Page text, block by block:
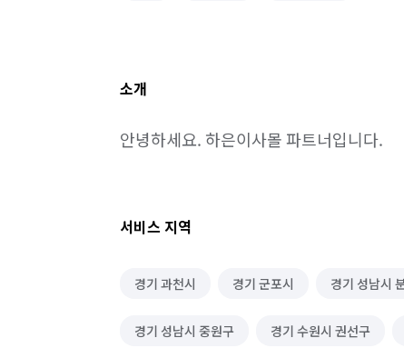
소개
안녕하세요. 하은이사몰 파트너입니다.
서비스 지역
경기 과천시 경기 군포시 경기 성남시
경기 성남시 중원구 경기 수원시 권선구